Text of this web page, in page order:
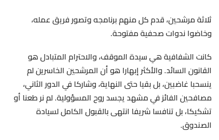
ثلاثة مرشحين، قدم كل منهم برنامجه وتصور فريق عمله،
وخاضوا ندوات صحفية مفتوحة.
كانت الشفافية هي سيدة الموقف، والاحترام المتبادل هو
القانون السائد. والأكثر إبهارا هو أن المرشحين الخاسرين لم
ينسحبا غاضبين، بل بقيا حتى النهاية، وشاركا في الدور الثاني،
مصافحين الفائز في مشهد يجسد روح المسؤولية. لم نر طعنا أو
تشكيكا، بل تنافسا شريفا انتهى بالقبول الكامل لسيادة
الصندوق.